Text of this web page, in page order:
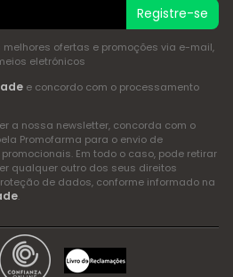
Registre-se
ofertas e promoções via e-mail,
eletrónicos
e concordo com o processamento
a nossa newsletter, concorda com o
Promofarma para o envio de
Em todo o caso, pode retirar
qualquer outro dos seus direitos
de dados, conforme informado na
.